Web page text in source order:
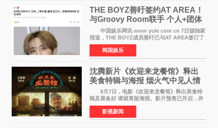
THE BOYZ善旴签约AT AREA！
与Groovy Room联手 个人+团体
活动并行
中国娱乐网讯 www yule com cn 7日据独家
报道，THE BOYZ成员善旴已与AT AREA签订了
专属合约。AT AREA是由知名制作人组合
Groovy Room创立的hip-hop厂牌，旗下拥有多
位实力派音乐人，在韩
韩国娱乐
沈腾新片《欢迎来龙餐馆》释出
美食特辑与海报 烟火气中见人情
温暖
8月7日，电影《欢迎来龙餐馆》释出美食特
辑及菜备好 请就胃版海报。影片预售已开启，并
将于8月8日至10日14:00-21:00举行全国超前点
映。电影《欢迎来龙餐馆》作为战争美食喜剧大
片，讲述了中国
影视新闻